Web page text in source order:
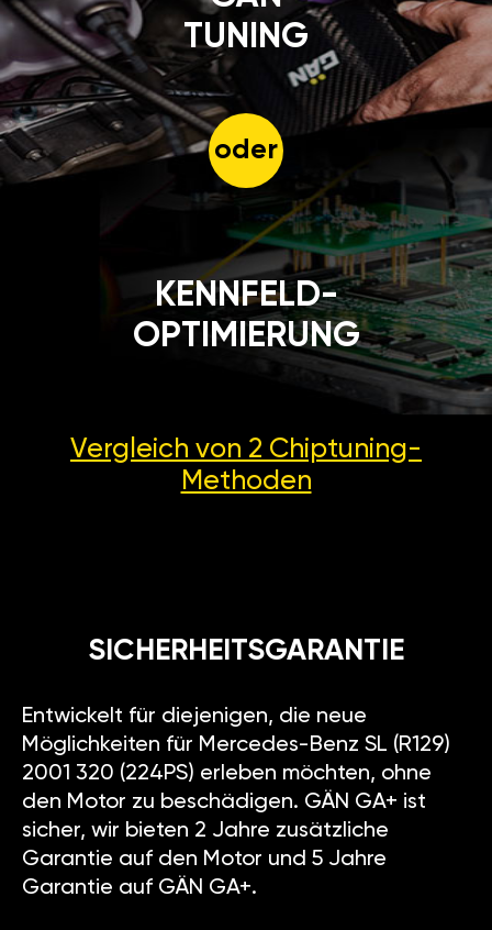
TUNING
oder
KENNFELD-
OPTIMIERUNG
Vergleich von 2 Chiptuning-
Methoden
SICHERHEITSGARANTIE
Entwickelt für diejenigen, die neue
Möglichkeiten für Mercedes-Benz SL (R129)
2001 320 (224PS) erleben möchten, ohne
den Motor zu beschädigen. GÄN GA+ ist
sicher, wir bieten 2 Jahre zusätzliche
Garantie auf den Motor und 5 Jahre
Garantie auf GÄN GA+.